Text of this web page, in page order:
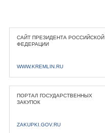
САЙТ ПРЕЗИДЕНТА РОССИЙСКОЙ
ФЕДЕРАЦИИ
WWW.KREMLIN.RU
ПОРТАЛ ГОСУДАРСТВЕННЫХ
ЗАКУПОК
ZAKUPKI.GOV.RU